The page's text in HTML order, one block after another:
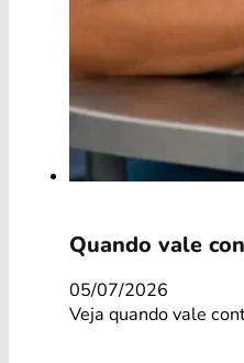
Quando vale
05/07/2026
Veja quando vale